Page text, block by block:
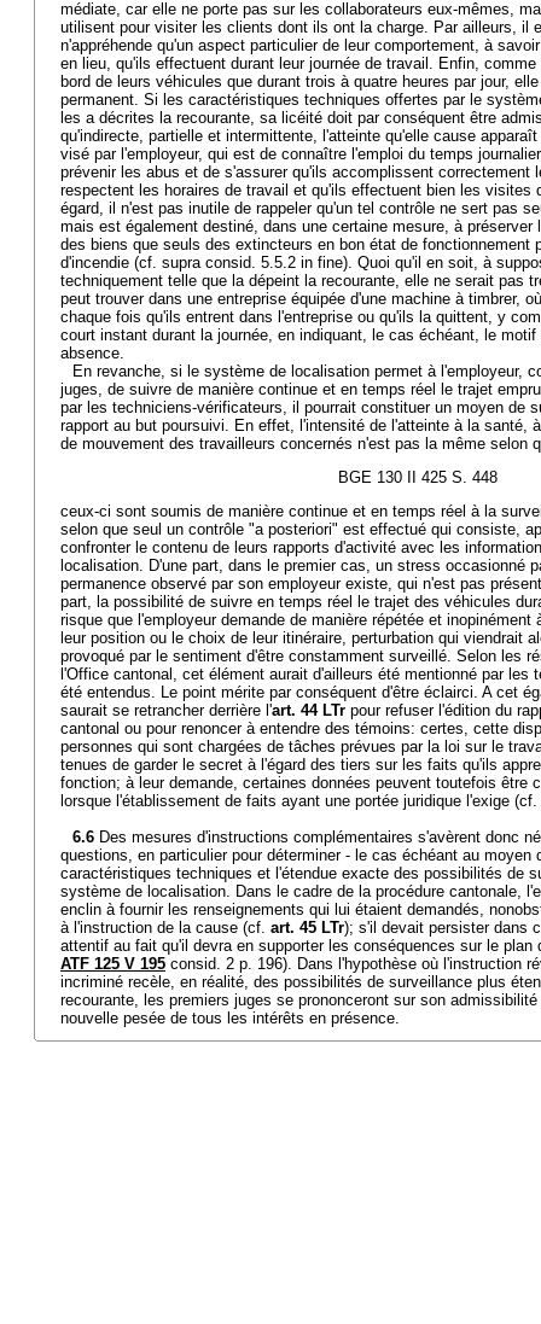
médiate, car elle ne porte pas sur les collaborateurs eux-mêmes,
utilisent pour visiter les clients dont ils ont la charge. Par ailleurs, il
n'appréhende qu'un aspect particulier de leur comportement, à
en lieu, qu'ils effectuent durant leur journée de travail. Enfin,
bord de leurs véhicules que durant trois à quatre heures par jour,
permanent. Si les caractéristiques techniques offertes par le
les a décrites la recourante, sa licéité doit par conséquent être
qu'indirecte, partielle et intermittente, l'atteinte qu'elle cause
visé par l'employeur, qui est de connaître l'emploi du temps
prévenir les abus et de s'assurer qu'ils accomplissent correctement
respectent les horaires de travail et qu'ils effectuent bien les visites
égard, il n'est pas inutile de rappeler qu'un tel contrôle ne sert pas
mais est également destiné, dans une certaine mesure, à préserver
des biens que seuls des extincteurs en bon état de fonctionnement
d'incendie (cf. supra consid. 5.5.2 in fine). Quoi qu'il en soit, à
techniquement telle que la dépeint la recourante, elle ne serait pas
peut trouver dans une entreprise équipée d'une machine à timbrer,
chaque fois qu'ils entrent dans l'entreprise ou qu'ils la quittent, y
court instant durant la journée, en indiquant, le cas échéant, le
absence.
En revanche, si le système de localisation permet à l'employeur,
juges, de suivre de manière continue et en temps réel le trajet
par les techniciens-vérificateurs, il pourrait constituer un moyen de
rapport au but poursuivi. En effet, l'intensité de l'atteinte à la santé,
de mouvement des travailleurs concernés n'est pas la même selon
BGE 130 II 425 S. 448
ceux-ci sont soumis de manière continue et en temps réel à la
selon que seul un contrôle "a posteriori" est effectué qui consiste,
confronter le contenu de leurs rapports d'activité avec les
localisation. D'une part, dans le premier cas, un stress occasionné
permanence observé par son employeur existe, qui n'est pas
part, la possibilité de suivre en temps réel le trajet des véhicules
risque que l'employeur demande de manière répétée et
leur position ou le choix de leur itinéraire, perturbation qui viendrait
provoqué par le sentiment d'être constamment surveillé. Selon les
l'Office cantonal, cet élément aurait d'ailleurs été mentionné par les
été entendus. Le point mérite par conséquent d'être éclairci. A cet
saurait se retrancher derrière l'art. 44 LTr pour refuser l'édition du
cantonal ou pour renoncer à entendre des témoins: certes, cette
personnes qui sont chargées de tâches prévues par la loi sur le
tenues de garder le secret à l'égard des tiers sur les faits qu'ils
fonction; à leur demande, certaines données peuvent toutefois être
lorsque l'établissement de faits ayant une portée juridique l'exige (cf.
6.6 Des mesures d'instructions complémentaires s'avèrent donc
questions, en particulier pour déterminer - le cas échéant au moyen
caractéristiques techniques et l'étendue exacte des possibilités de
système de localisation. Dans le cadre de la procédure cantonale,
enclin à fournir les renseignements qui lui étaient demandés,
à l'instruction de la cause (cf. art. 45 LTr); s'il devait persister dans
attentif au fait qu'il devra en supporter les conséquences sur le plan
ATF 125 V 195 consid. 2 p. 196). Dans l'hypothèse où l'instruction
incriminé recèle, en réalité, des possibilités de surveillance plus
recourante, les premiers juges se prononceront sur son
nouvelle pesée de tous les intérêts en présence.